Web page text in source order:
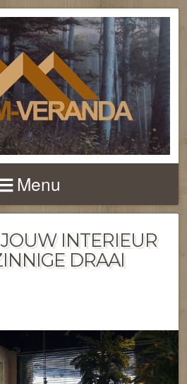
EN FEITEN
Menu
INTERIEUR
DRAAI